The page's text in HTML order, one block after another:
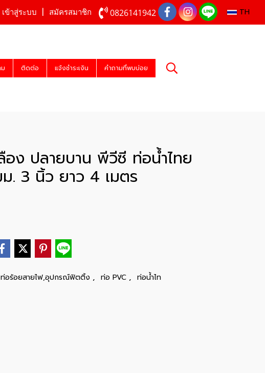
เข้าสู่ระบบ สมัครสมาชิก 0826141942 TH
ติดต่อ แจ้งชำระเงิน คำถามที่พบบ่อย
อง ปลายบาน พีวีซี ท่อน้ำไทย
3 นิ้ว ยาว 4 เมตร
ท่อร้อยสายไฟ,อุปกรณ์ฟิตติ้ง , ท่อ PVC , ท่อน้ำไท